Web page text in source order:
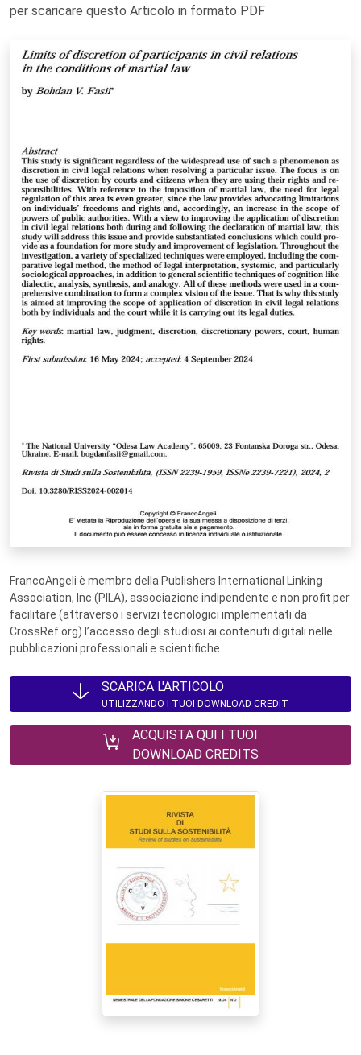
per scaricare questo Articolo in formato PDF
FrancoAngeli è membro della Publishers International Linking
Association, Inc (PILA), associazione indipendente e non profit per
facilitare (attraverso i servizi tecnologici implementati da
CrossRef.org) l’accesso degli studiosi ai contenuti digitali nelle
pubblicazioni professionali e scientifiche.
SCARICA L'ARTICOLO
UTILIZZANDO I TUOI DOWNLOAD CREDIT
ACQUISTA QUI I TUOI
DOWNLOAD CREDITS